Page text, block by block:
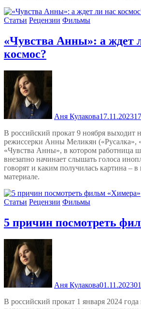
Статьи Рецензии Фильмы
«Чувства Анны»: а ждет
космос?
Аня Кулакова17.11.2023
В российский прокат 9 ноября выходит
режиссерки Анны Меликян («Русалка»,
«Чувства Анны», в котором работница
внезапно начинает слышать голоса
говорят и каким получилась картина –
материале.
Статьи Рецензии Фильмы
5 причин посмотреть
Аня Кулакова01.11.2023
В российский прокат 1 января 2024 года